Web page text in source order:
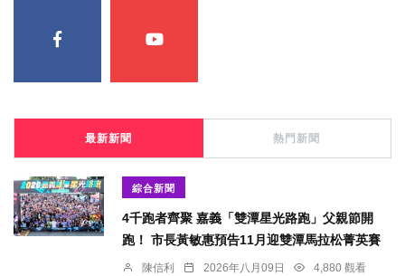
最新新聞 熱門新聞
綜合新聞
4千跑者齊聚 嘉義「雙潭星光路跑」父親節開
跑！ 市長黃敏惠預告11月迎雙潭馬拉松菁英賽
陳信利 2026年八月09日
4,880 觀看